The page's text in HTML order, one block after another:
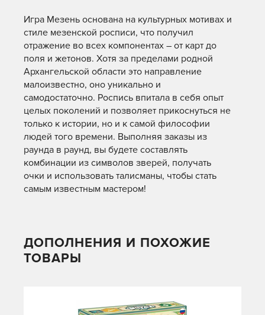
Игра Мезень основана на культурных мотивах и
стиле мезенской росписи, что получил
отражение во всех компонентах – от карт до
поля и жетонов. Хотя за пределами родной
Архангельской области это направление
малоизвестно, оно уникально и
самодостаточно. Роспись впитала в себя опыт
целых поколений и позволяет прикоснуться не
только к истории, но и к самой философии
людей того времени. Выполняя заказы из
раунда в раунд, вы будете составлять
комбинации из символов зверей, получать
очки и использовать талисманы, чтобы стать
самым известным мастером!
ДОПОЛНЕНИЯ И ПОХОЖИЕ
ТОВАРЫ